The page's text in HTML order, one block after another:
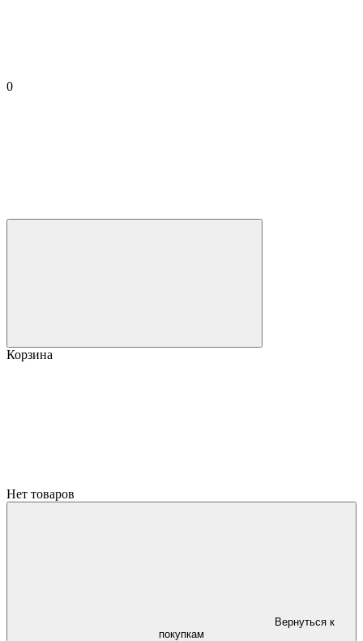
0
Корзина
Нет товаров
Вернуться к
покупкам